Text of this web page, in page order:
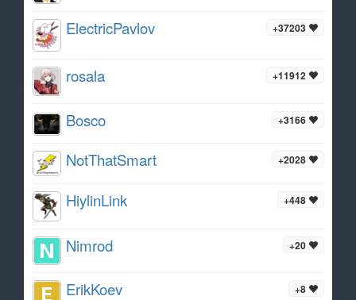
+37203
ElectricPavlov
+11912
rosala
+3166
Bosco
+2028
NotThatSmart
+448
HiylinLink
+20
Nimrod
+8
ErikKoev